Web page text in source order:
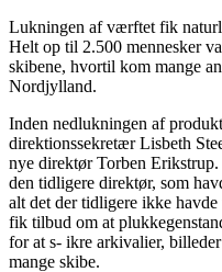
Lukningen af værftet fik
Helt op til 2.500 mennesker
skibene, hvortil kom mange
Nordjylland.
Inden nedlukningen af
direktionssekretær Lisbeth
nye direktør Torben
den tidligere direktør, som
alt det der tidligere ikke
fik tilbud om at
for at s- ikre arkivalier,
mange skibe.